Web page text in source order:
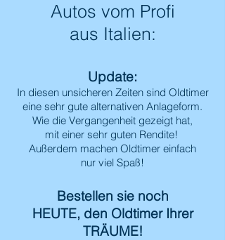
Autos vom Profi
aus Italien:
Update:
In diesen unsicheren Zeiten sind Oldtimer
eine sehr gute alternativen Anlageform.
Wie die Vergangenheit gezeigt hat,
mit einer sehr guten Rendite!
Außerdem machen Oldtimer einfach
nur viel Spaß!
Bestellen sie noch
HEUTE, den Oldtimer Ihrer
TRÄUME!